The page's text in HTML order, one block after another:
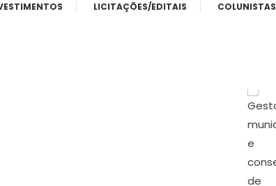
LICITAÇÕES/EDITAIS COLUNISTAS